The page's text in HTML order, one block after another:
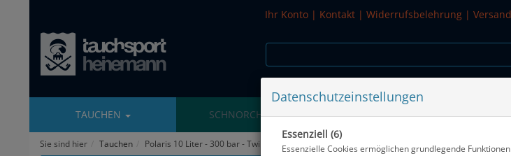
Ihr Konto | Kontakt | Widerrufsbelehrung | Versand
TAUCHEN SCHNORCHELN WASSERSPORT
Sie sind hier Tauchen
Polaris 10 Liter - 300 bar - Twin Ventil - 12930
Datenschutzeinstellungen
Essenziell (6)
Essenzielle Cookies ermöglichen grundlegende